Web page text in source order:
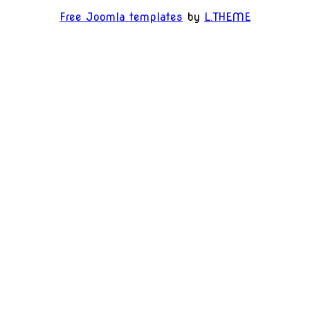
Free Joomla templates by L.THEME